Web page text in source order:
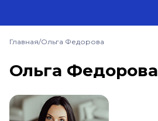
Главная/Ольга Федорова
Ольга Федорова